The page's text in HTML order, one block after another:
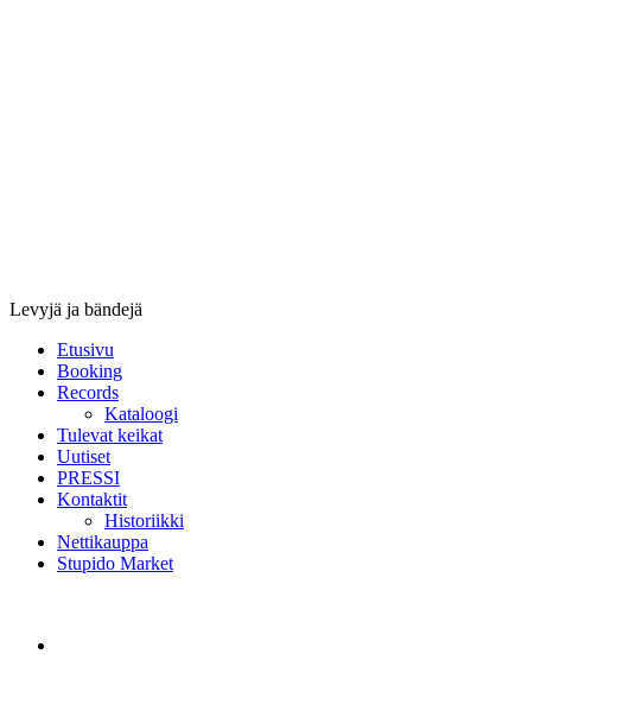
Levyjä ja bändejä
Etusivu
Booking
Records
Kataloogi
Tulevat keikat
Uutiset
PRESSI
Kontaktit
Historiikki
Nettikauppa
Stupido Market